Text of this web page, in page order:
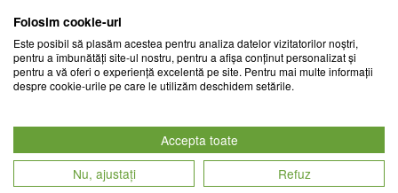
28845 89 lei 28846 89 lei
Folosim cookie-uri
Este posibil să plasăm acestea pentru analiza datelor vizitatorilor noștri,
pentru a îmbunătăți site-ul nostru, pentru a afișa conținut personalizat și
pentru a vă oferi o experiență excelentă pe site. Pentru mai multe informații
despre cookie-urile pe care le utilizăm deschidem setările.
Accepta toate
Nu, ajustați
Refuz